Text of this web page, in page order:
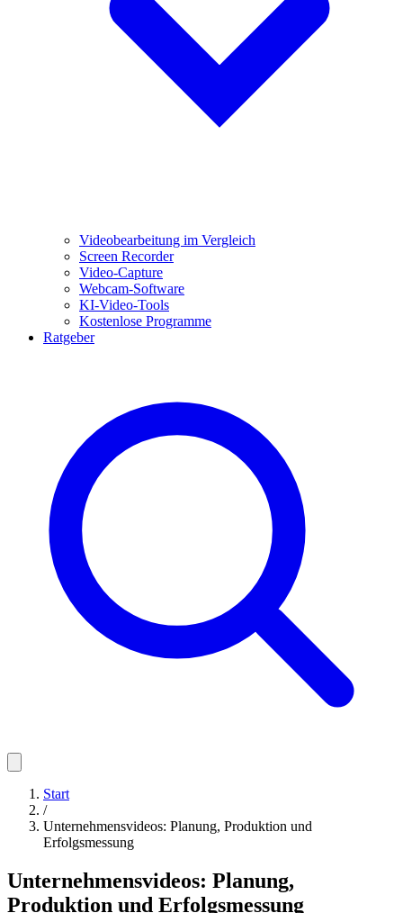
Videobearbeitung im Vergleich
Screen Recorder
Video-Capture
Webcam-Software
KI-Video-Tools
Kostenlose Programme
Ratgeber
Start
/
Unternehmensvideos: Planung, Produktion und
Erfolgsmessung
Unternehmensvideos: Planung,
Produktion und Erfolgsmessung